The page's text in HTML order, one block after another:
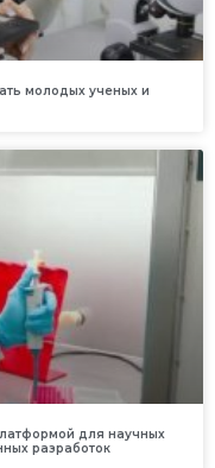
молодых ученых и
для научных
разработок